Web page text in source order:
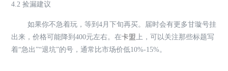
4.2 捡漏建议
如果你不急着玩，等到4月下旬再买。届时会有更多甘璇号挂
出来，价格可能降到400元左右。在卡盟上，可以关注那些标题写
着“急出”“退坑”的号，通常比市场价低10%-15%。